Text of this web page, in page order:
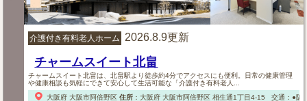
介護付き有料老人ホーム 2026.8.9更新
チャームスイート北畠
チャームスイート北畠は、北畠駅より徒歩約4分でアクセスにも便利。日常の健康管理
や健康相談も気軽にできて安心して生活可能な「介護付き有料老人...
大阪府 大阪市阿倍野区 住所： 大阪府 大阪市阿倍野区相生通1丁目4-15 交通：●阪